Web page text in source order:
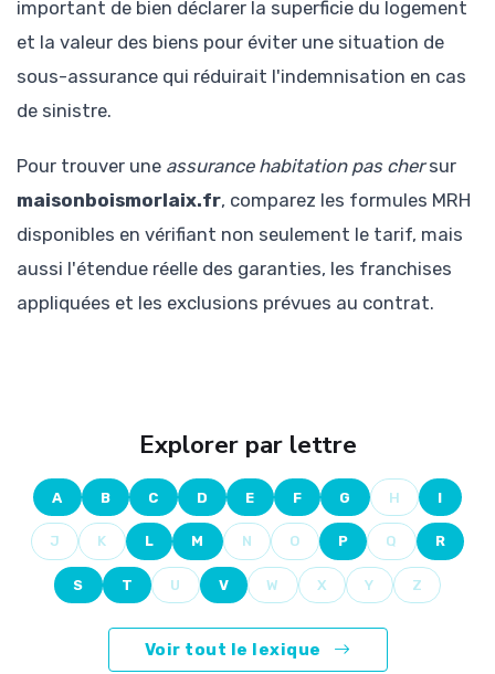
important de bien déclarer la superficie du logement
et la valeur des biens pour éviter une situation de
sous-assurance qui réduirait l'indemnisation en cas
de sinistre.
Pour trouver une assurance habitation pas chersur
maisonboismorlaix.fr, comparez les formules MRH
disponibles en vérifiant non seulement le tarif, mais
aussi l'étendue réelle des garanties, les franchises
appliquées et les exclusions prévues au contrat.
Explorer par lettre
A B C D E F G H I
J K L M N O P Q R
S T U V W X Y Z
Voir tout le lexique